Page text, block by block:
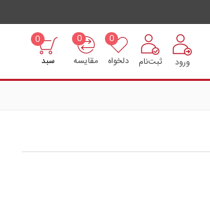
ورود ثبت‌نام دلخواه
0
مقایسه
0
0
سبد